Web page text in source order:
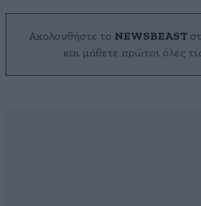
Ακολουθήστε το NEWSBEAST
και μάθετε πρώτοι όλες